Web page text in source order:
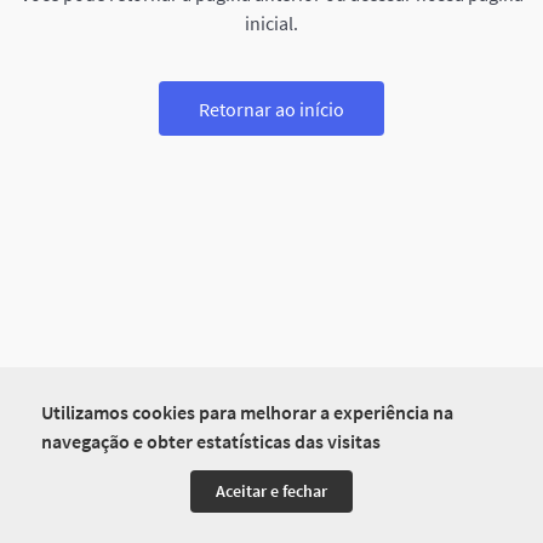
Utilizamos cookies para melhorar a experiência na
navegação e obter estatísticas das visitas
Aceitar e fechar
inicial.
Retornar ao início